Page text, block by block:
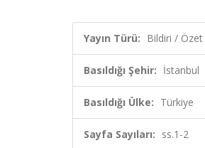
Yayın Türü: Bildiri / Özet
Basıldığı Şehir: İstanbul
Basıldığı Ülke: Türkiye
Sayfa Sayıları: ss.1-2